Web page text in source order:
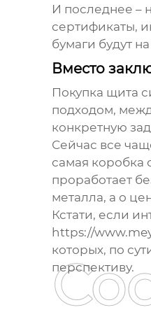
И последнее –
сертификаты,
бумаги будут
Вместо
Покупка щита
подходом,
конкретную
Сейчас все
самая коробка
проработает
металла, а о
Кстати, если
https://
которых, по
перспективу.